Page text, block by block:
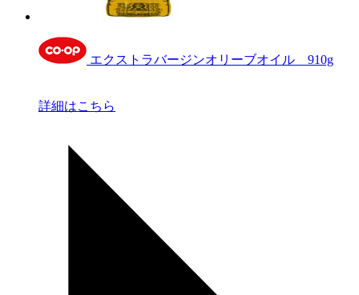
エクストラバージンオリーブオイル 910g
詳細はこちら